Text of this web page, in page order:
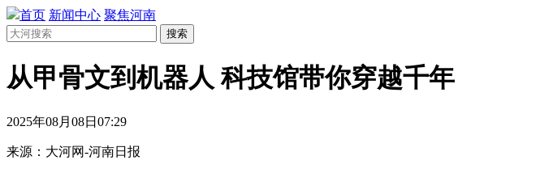
首页 新闻中心 聚焦河南
搜索
从甲骨文到机器人 科技馆带你穿越千年
2025年08月08日07:29
来源：大河网-河南日报